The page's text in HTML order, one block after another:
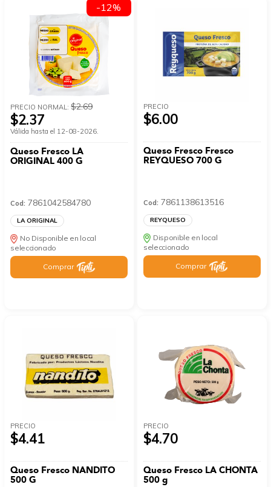
PRECIO NORMAL:$2.69
$2.37
Válida hasta el 12-08-2026.
Queso Fresco LA
ORIGINAL 400 G
Cod: 7861042584780
LA ORIGINAL
No Disponible en local
seleccionado
Comprar
-12%
PRECIO
$6.00
Queso Fresco Fresco
REYQUESO 700 G
Cod: 7861138613516
REYQUESO
Disponible en local
seleccionado
Comprar
PRECIO
$4.41
Queso Fresco NANDITO
500 G
PRECIO
$4.70
Queso Fresco LA CHONTA
500 g